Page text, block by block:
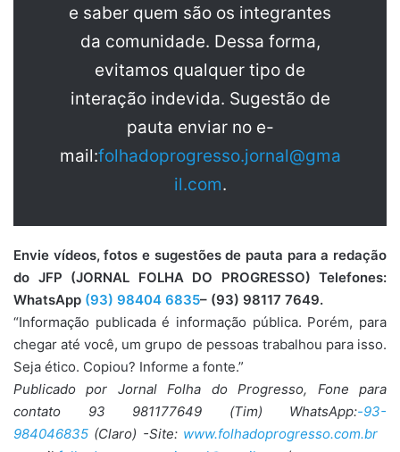
e saber quem são os integrantes
da comunidade. Dessa forma,
evitamos qualquer tipo de
interação indevida. Sugestão de
pauta enviar no e-
mail:folhadoprogresso.jornal@gma
il.com.
Envie vídeos, fotos e sugestões de pauta para a redação
do JFP (JORNAL FOLHA DO PROGRESSO) Telefones:
WhatsApp (93) 98404 6835– (93) 98117 7649.
“Informação publicada é informação pública. Porém, para
chegar até você, um grupo de pessoas trabalhou para isso.
Seja ético. Copiou? Informe a fonte.”
Publicado por Jornal Folha do Progresso, Fone para
contato 93 981177649 (Tim) WhatsApp:-93-
984046835 (Claro) -Site: www.folhadoprogresso.com.br